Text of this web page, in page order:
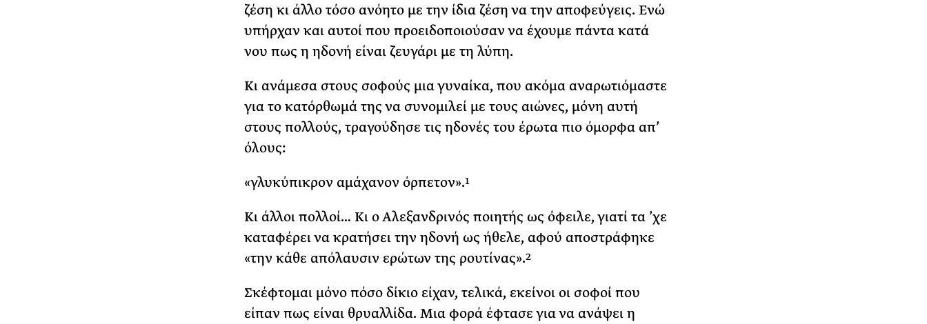
ζέση κι άλλο τόσο ανόητο με την ίδια ζέση να την αποφεύγεις. Ενώ
υπήρχαν και αυτοί που προειδοποιούσαν να έχουμε πάντα κατά
νου πως η ηδονή είναι ζευγάρι με τη λύπη.
Κι ανάμεσα στους σοφούς μια γυναίκα, που ακόμα αναρωτιόμαστε
για το κατόρθωμά της να συνομιλεί με τους αιώνες, μόνη αυτή
στους πολλούς, τραγούδησε τις ηδονές του έρωτα πιο όμορφα απ’
όλους:
«γλυκύπικρον αμάχανον όρπετον».1
Κι άλλοι πολλοί… Κι ο Αλεξανδρινός ποιητής ως όφειλε, γιατί τα ’χε
καταφέρει να κρατήσει την ηδονή ως ήθελε, αφού αποστράφηκε
«την κάθε απόλαυσιν ερώτων της ρουτίνας».2
Σκέφτομαι μόνο πόσο δίκιο είχαν, τελικά, εκείνοι οι σοφοί που
είπαν πως είναι θρυαλλίδα. Μια φορά έφτασε για να ανάψει η